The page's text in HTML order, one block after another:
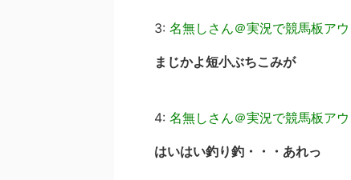
3: 名無しさん＠実況で競馬板アウ
まじかよ短小ぶちこみが
4: 名無しさん＠実況で競馬板アウ
はいはい釣り釣・・・あれっ